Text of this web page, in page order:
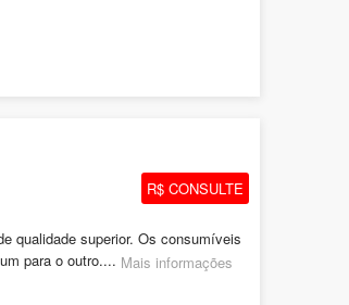
R$ CONSULTE
qualidade superior. Os consumíveis
para o outro.... Mais informações